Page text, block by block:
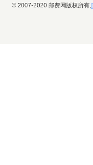
© 2007-2020 邮费网版权所有,